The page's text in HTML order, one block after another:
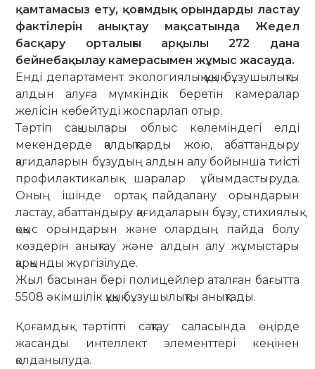
қамтамасыз ету, қоғамдық орындарды ластау
фактілерін анықтау мақсатында Жедел
басқару орталығы арқылы 272 дана
бейнебақылау камерасымен жұмыс жасауда.
Енді департамент экологиялық құқық бұзушылықты
алдын алуға мүмкіндік беретін камералар
желісін көбейтуді жоспарлап отыр.
Тәртіп сақшылары облыс көлеміндегі елді
мекендерде қалдықтарды жою, абаттандыру
қағидаларын бұзудың алдын алу бойынша тиісті
профилактикалық шаралар ұйымдастыруда.
Оның ішінде ортақ пайдалану орындарын
ластау, абаттандыру қағидаларын бұзу, стихиялық
қоқыс орындарын және олардың пайда болу
көздерін анықтау және алдын алу жұмыстары
қарқынды жүргізілуде.
Жыл басынан бері полицейлер аталған бағытта
5508 әкімшілік құқық бұзушылықты анықтады.
Қоғамдық тәртіпті сақтау саласында өңірде
жасанды интеллект элементтері кеңінен
қолданылуда.